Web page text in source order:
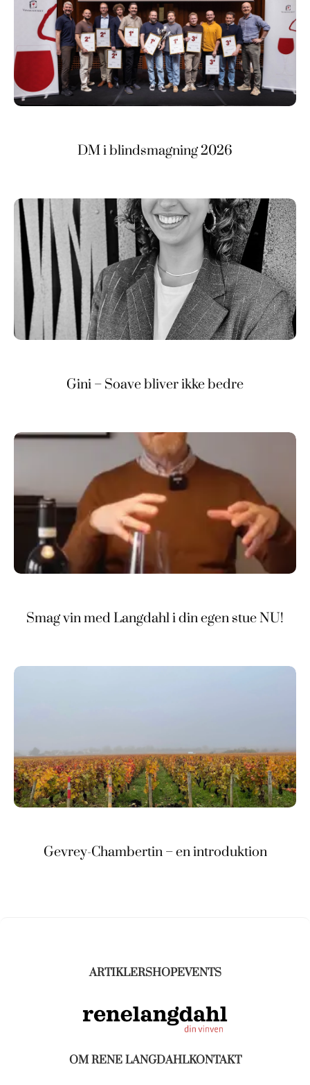
DM i blindsmagning 2026
Gini – Soave bliver ikke bedre
Smag vin med Langdahl i din egen stue NU!
Gevrey-Chambertin – en introduktion
ARTIKLERSHOPEVENTS
OM RENE LANGDAHLKONTAKT